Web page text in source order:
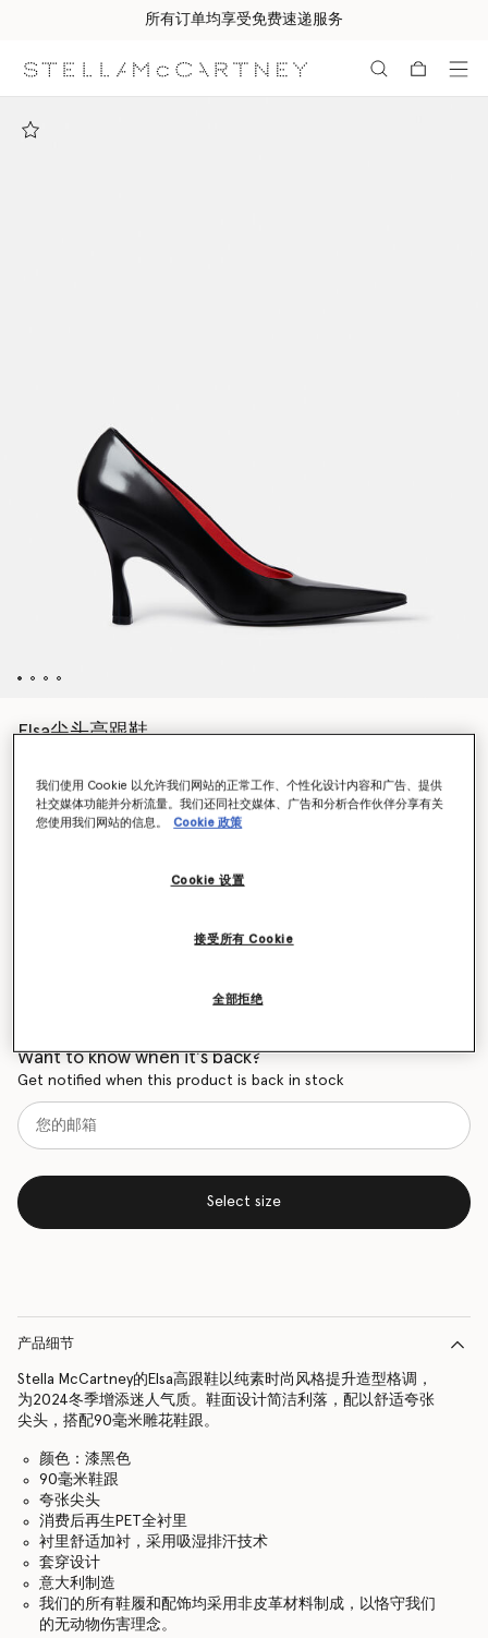
所有订单均享受免费速递服务
Elsa尖头高跟鞋
颜色 漆黑色
Want to know when it's back?
Get notified when this product is back in stock
Select size
产品细节
Stella McCartney的Elsa高跟鞋以纯素时尚风格提升造型格调，
为2024冬季增添迷人气质。鞋面设计简洁利落，配以舒适夸张
尖头，搭配90毫米雕花鞋跟。
颜色：漆黑色
90毫米鞋跟
夸张尖头
消费后再生PET全衬里
衬里舒适加衬，采用吸湿排汗技术
套穿设计
意大利制造
我们的所有鞋履和配饰均采用非皮革材料制成，以恪守我们
的无动物伤害理念。
我们使用 Cookie 以允许我们网站的正常工作、个性化设计内容和广告、提供
社交媒体功能并分析流量。我们还同社交媒体、广告和分析合作伙伴分享有关
您使用我们网站的信息。
Cookie 政策
Cookie 设置
全部拒绝
接受所有 Cookie